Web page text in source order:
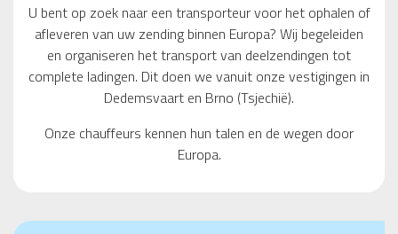
U bent op zoek naar een transporteur voor het ophalen of
afleveren van uw zending binnen Europa? Wij begeleiden
en organiseren het transport van deelzendingen tot
complete ladingen. Dit doen we vanuit onze vestigingen in
Dedemsvaart en Brno (Tsjechië).
Onze chauffeurs kennen hun talen en de wegen door
Europa.